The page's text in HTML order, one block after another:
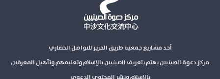
أحد مشاريع جمعية طريق الحرير للتواصل الحضاري
مركز دعوة الصينيين يهتم بتعريف الصينيين بالإسلام وتعليمهم وتأهيل المعرفين